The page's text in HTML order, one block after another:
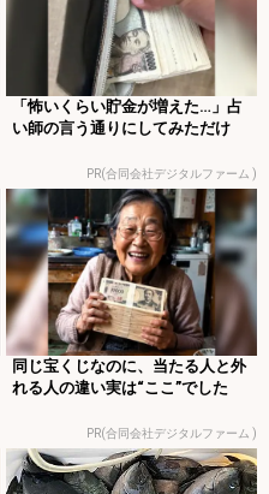
「怖いくらい貯金が増えた…」占
い師の言う通りにしてみただけ
PR(合同会社デジタルファーム )
同じ宝くじなのに、当たる人と外
れる人の違い実は“ここ”でした
PR(合同会社デジタルファーム )